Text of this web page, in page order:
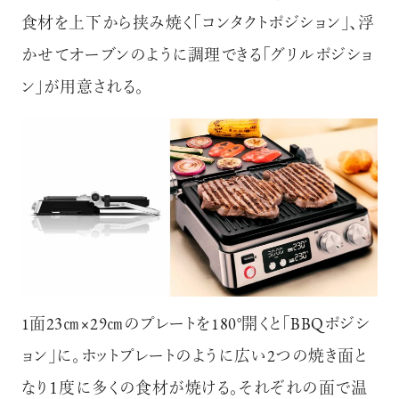
食材を上下から挟み焼く「コンタクトポジション」、浮
かせてオーブンのように調理できる「グリルポジショ
ン」が用意される。
1面23㎝×29㎝のプレートを180°開くと「BBQポジシ
ョン」に。ホットプレートのように広い2つの焼き面と
なり１度に多くの食材が焼ける。それぞれの面で温